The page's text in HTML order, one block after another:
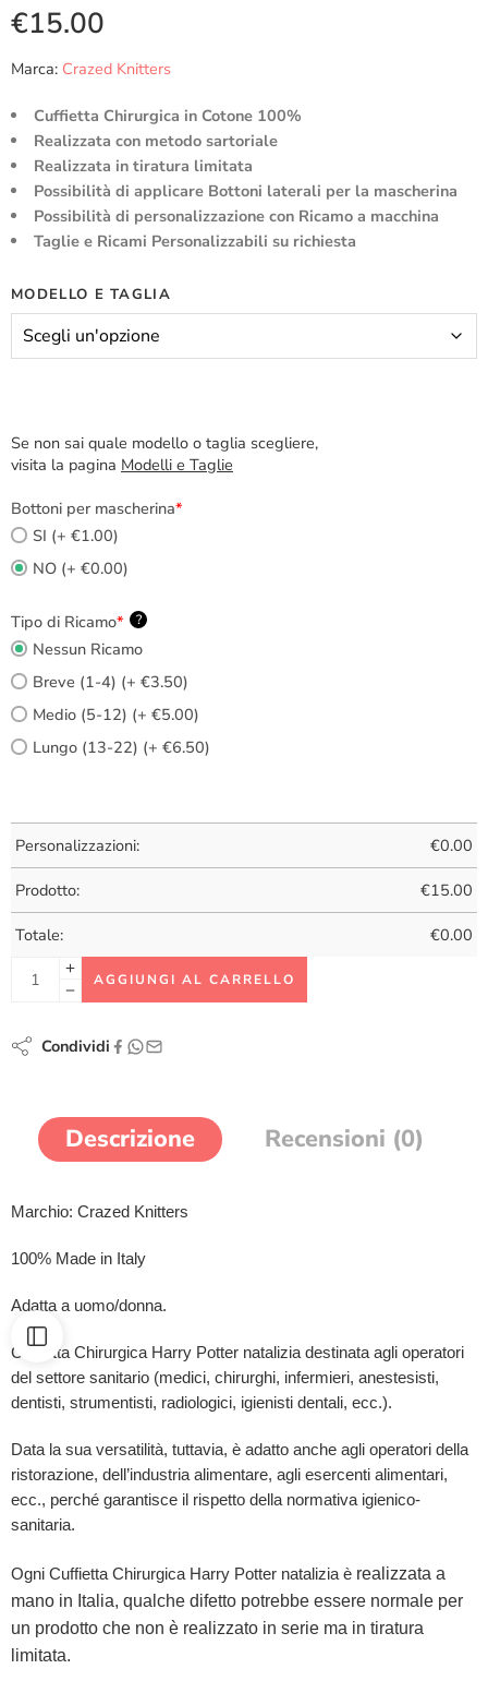
€15.00
Marca: Crazed Knitters
Cuffietta Chirurgica in Cotone 100%
Realizzata con metodo sartoriale
Realizzata in tiratura limitata
Possibilità di applicare Bottoni laterali per la mascherina
Possibilità di personalizzazione con Ricamo a macchina
Taglie e Ricami Personalizzabili su richiesta
MODELLO E TAGLIA
Se non sai quale modello o taglia scegliere,
visita la pagina Modelli e Taglie
Bottoni per mascherina*
SI (+ €1.00)
NO (+ €0.00)
Tipo di Ricamo* ?
Nessun Ricamo
Breve (1-4) (+ €3.50)
Medio (5-12) (+ €5.00)
Lungo (13-22) (+ €6.50)
Personalizzazioni: €0.00
Prodotto: €15.00
Totale: €0.00
AGGIUNGI AL CARRELLO
Condividi
Descrizione Recensioni (0)
Marchio: Crazed Knitters
100% Made in Italy
Adatta a uomo/donna.
Cuffietta Chirurgica Harry Potter natalizia destinata agli operatori
del settore sanitario (medici, chirurghi, infermieri, anestesisti,
dentisti, strumentisti, radiologici, igienisti dentali, ecc.).
Data la sua versatilità, tuttavia, è adatto anche agli operatori della
ristorazione, dell’industria alimentare, agli esercenti alimentari,
ecc., perché garantisce il rispetto della normativa igienico-
sanitaria.
Ogni Cuffietta Chirurgica Harry Potter natalizia è realizzata a
mano in Italia, qualche difetto potrebbe essere normale per
un prodotto che non è realizzato in serie ma in tiratura
limitata.